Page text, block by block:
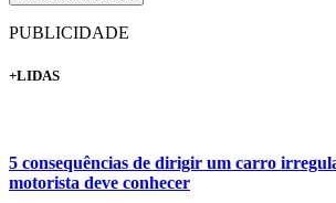
PUBLICIDADE
+LIDAS
5 consequências de dirigir um carro
motorista deve conhecer